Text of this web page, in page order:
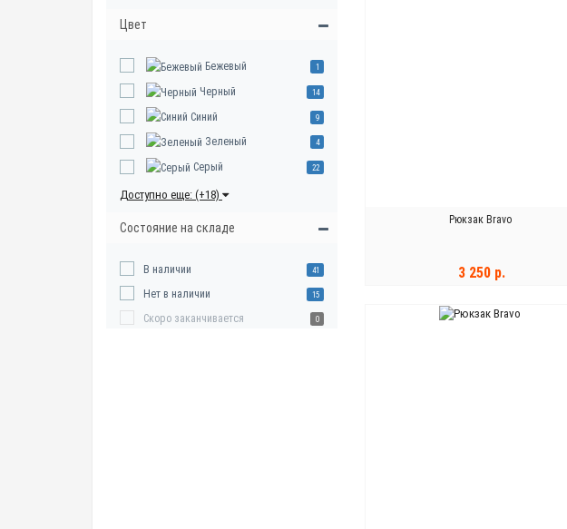
Цвет
Бежевый 1
Черный 14
Синий 9
Зеленый 4
Серый 22
Доступно еще: (+18)
Состояние на складе
В наличии 41
Нет в наличии 15
Скоро заканчивается 0
Рюкзак Bravo
3 250 р.
В КОРЗИНУ